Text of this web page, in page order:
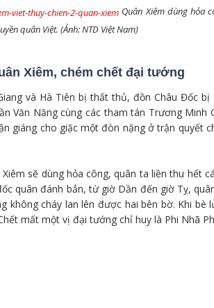
Quân Xiêm dùng hỏa
quân Việt. (Ảnh: NTD Việt Nam)
Xiêm, chém chết đại tướng
và Hà Tiên bị thất thủ, đồn Châu Đốc
Văn Năng cùng các tham tán Trương Minh
giáng cho giặc một đòn nặng ở trận quyết
sẽ dùng hỏa công, quân ta liền thu hết
quân đánh bắn, từ giờ Dần đến giờ Tỵ,
không cháy lan lên được hai bên bờ. Khi
mất một vị đại tướng chỉ huy là Phi Nhã